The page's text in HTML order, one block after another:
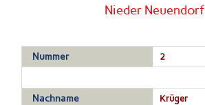
Nieder
Nummer 2
Nachname Krüger